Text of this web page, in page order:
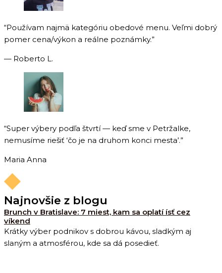
“Používam najmä kategóriu obedové menu. Veľmi dobrý
pomer cena/výkon a reálne poznámky.”
— Roberto L.
“Super výbery podľa štvrtí — keď sme v Petržalke,
nemusíme riešiť ‘čo je na druhom konci mesta’.”
Maria Anna
Najnovšie z blogu
Brunch v Bratislave: 7 miest, kam sa oplatí ísť cez
víkend
Krátky výber podnikov s dobrou kávou, sladkým aj
slaným a atmosférou, kde sa dá posedieť.